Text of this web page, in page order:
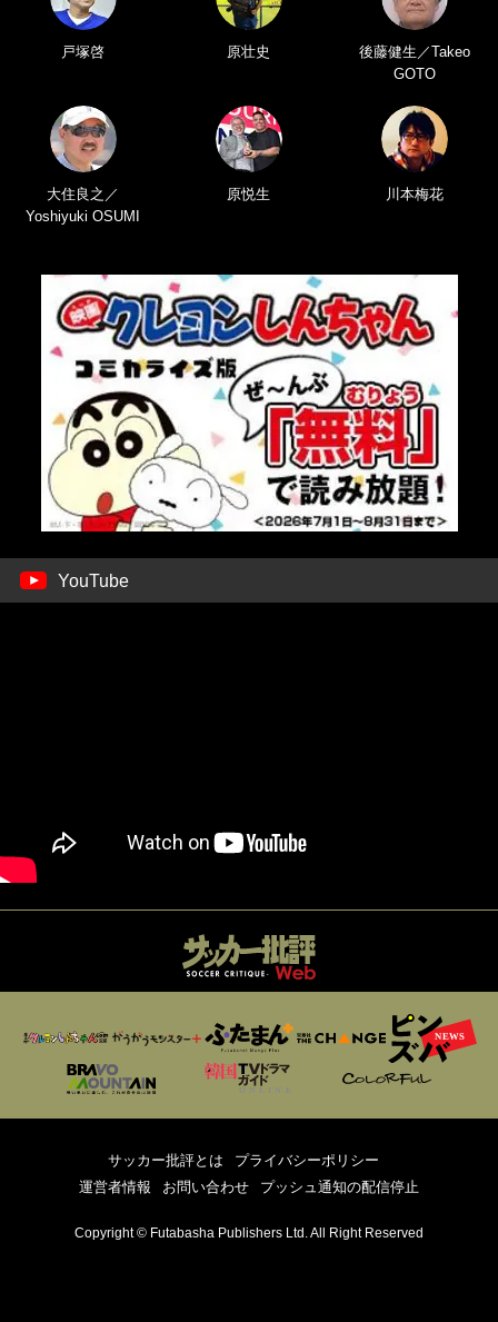
戸塚啓 原壮史
後藤健生／Takeo
GOTO
大住良之／
Yoshiyuki OSUMI
原悦生 川本梅花
YouTube
サッカー批評とは
プライバシーポリシー
運営者情報
お問い合わせ プッシュ通知の配信停止
Copyright © Futabasha Publishers Ltd. All Right Reserved